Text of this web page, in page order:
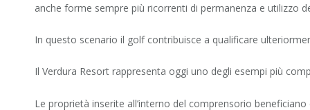
anche forme sempre più ricorrenti di permanenza e utilizzo
In questo scenario il golf contribuisce a qualificare
Il Verdura Resort rappresenta oggi uno degli esempi più
Le proprietà inserite all’interno del comprensorio